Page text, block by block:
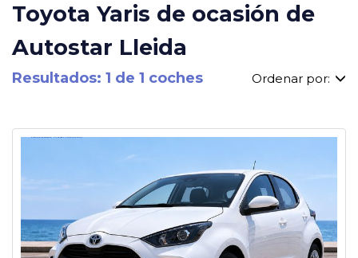
Toyota Yaris de ocasión de
Autostar Lleida
Resultados: 1 de 1 coches Ordenar por: